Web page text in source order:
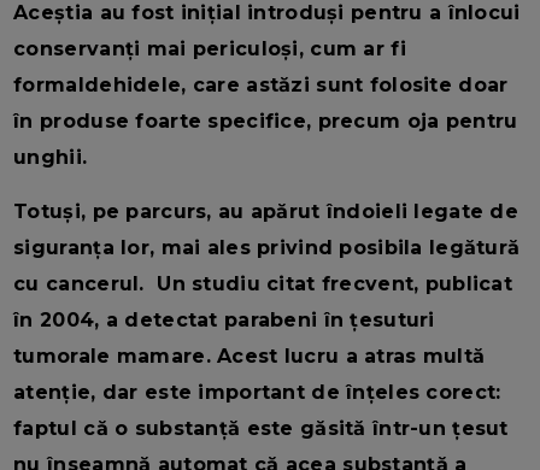
Aceștia au fost inițial introduși pentru a înlocui
conservanți mai periculoși, cum ar fi
formaldehidele, care astăzi sunt folosite doar
în produse foarte specifice, precum oja pentru
unghii.
Totuși, pe parcurs, au apărut îndoieli legate de
siguranța lor, mai ales privind posibila legătură
cu cancerul. Un studiu citat frecvent, publicat
în 2004, a detectat parabeni în țesuturi
tumorale mamare. Acest lucru a atras multă
atenție, dar este important de înțeles corect:
faptul că o substanță este găsită într-un țesut
nu înseamnă automat că acea substanță a